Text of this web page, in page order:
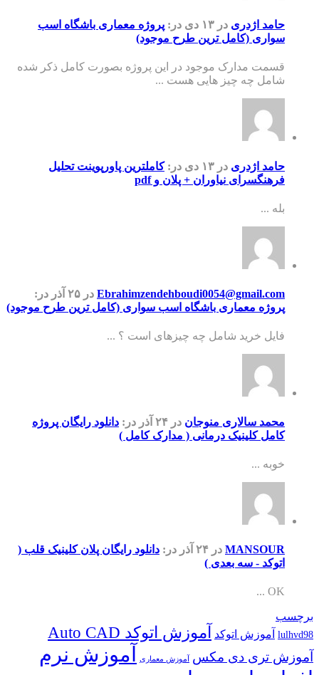
حامد اژدری در ۱۳ دی در: پروژه معماری باشگاه اسب
سواری (کامل ترین طرح موجود)
قسمت مدارک موجود در این پروژه بصورت کامل ذکر شده
شامل چه چیز هایی هست ...
حامد اژدری در ۱۳ دی در:کاملترین پاورپوینت تحلیل
فرهنگسرای نیاوران + پلان و pdf
بله ...
Ebrahimzendehboudi0054@gmail.com در ۲۵ آذر
در:
پروژه معماری باشگاه اسب سواری (کامل ترین طرح موجود)
فایل خرید شامل چه چیزهای است ؟ ...
محمد سالاری منوجان در ۲۴ آذر در: دانلود رایگان پروژه
کامل کلینیک درمانی ( مدارک کامل )
خوبه ...
MANSOUR در ۲۴ آذر در: دانلود رایگان پلان کلینیک قلب (
اتوکد - سه بعدی )
OK ...
برچسب
lulhvd98 آموزش اتوکد آموزش اتوکد Auto CAD
آموزش تری دی مکس آموزش معماری
آموزش نرم